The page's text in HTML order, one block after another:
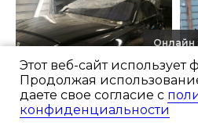
Этот веб-сайт использует
Продолжая
даете свое согласие с
конфиденциальности
Онлайн
Ремонт и цены Мастера